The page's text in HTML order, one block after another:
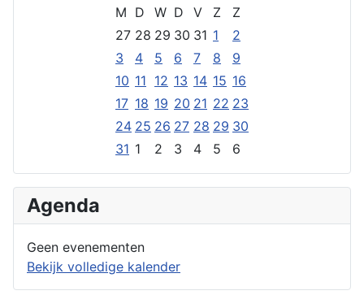
M D W D V Z
Z
27 28 29 30 31 1
2
3
4 5 6 7 8
9
10 11 12 13 14 15 16
17 18 19 20 21 22 23
24 25 26 27 28 29 30
31 1 2 3 4 5 6
Agenda
Geen evenementen
Bekijk volledige kalender